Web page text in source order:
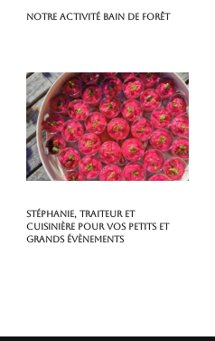
Notre activité Bain de Forêt
Stéphanie, traiteur et
cuisinière pour vos petits et
grands évènements